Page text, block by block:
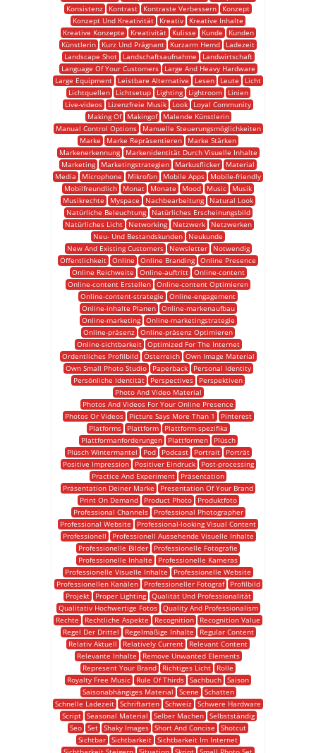
Konsistenz
Kontrast Kontraste Verbessern
Konzept
Konzept Und Kreativität
Kreativ
Kreative Inhalte
Kreative Konzepte
Kreativität Kulisse Kunde
Kunden
Künstlerin
Kurz Und Prägnant Kurzarm Hemd
Ladezeit
Landscape Shot
Landschaftsaufnahme
Landwirtschaft
Language Of Your Customers
Large And Heavy Hardware
Large Equipment
Leistbare Alternative Lesen Leute
Licht
Lichtquellen
Lichtsetup Lighting Lightroom
Linien
Live-videos
Lizenzfreie Musik Look
Loyal Community
Making Of
Makingof
Malende Künstlerin
Manual Control Options
Manuelle Steuerungsmöglichkeiten
Marke
Marke Repräsentieren
Marke Stärken
Markenerkennung
Markenidentität Durch Visuelle Inhalte
Marketing
Marketingstrategien Markusflicker
Material
Media
Microphone Mikrofon Mobile Apps
Mobile-friendly
Mobilfreundlich
Monat Monate Mood Music
Musik
Musikrechte
Myspace Nachbearbeitung
Natural Look
Natürliche Beleuchtung
Natürliches Erscheinungsbild
Natürliches Licht
Networking Netzwerk
Netzwerken
Neu- Und Bestandskunden
Neukunde
New And Existing Customers
Newsletter
Notwendig
Öffentlichkeit Online Online Branding Online Presence
Online Reichweite
Online-auftritt
Online-content
Online-content Erstellen Online-content Optimieren
Online-content-strategie
Online-engagement
Online-inhalte Planen
Online-markenaufbau
Online-marketing
Online-marketingstrategie
Online-präsenz Online-präsenz Optimieren
Online-sichtbarkeit
Optimized For The Internet
Ordentliches Profilbild
Österreich
Own Image Material
Own Small Photo Studio
Paperback
Personal Identity
Persönliche Identität
Perspectives
Perspektiven
Photo And Video Material
Photos And Videos For Your Online Presence
Photos Or Videos
Picture Says More Than 1
Pinterest
Platforms
Plattform
Plattform-spezifika
Plattformanforderungen
Plattformen
Plüsch
Plüsch Wintermantel
Pod Podcast Portrait
Porträt
Positive Impression
Positiver Eindruck
Post-processing
Practice And Experiment
Präsentation
Präsentation Deiner Marke
Presentation Of Your Brand
Print On Demand
Product Photo
Produktfoto
Professional Channels
Professional Photographer
Professional Website
Professional-looking Visual Content
Professionell
Professionell Aussehende Visuelle Inhalte
Professionelle Bilder
Professionelle Fotografie
Professionelle Inhalte
Professionelle Kameras
Professionelle Visuelle Inhalte
Professionelle Website
Professionellen Kanälen
Professioneller Fotograf
Profilbild
Projekt
Proper Lighting
Qualität Und Professionalität
Qualitativ Hochwertige Fotos
Quality And Professionalism
Rechte
Rechtliche Aspekte Recognition
Recognition Value
Regel Der Drittel
Regelmäßige Inhalte
Regular Content
Relativ Aktuell
Relatively Current
Relevant Content
Relevante Inhalte
Remove Unwanted Elements
Represent Your Brand
Richtiges Licht
Rolle
Royalty Free Music
Rule Of Thirds Sachbuch Saison
Saisonabhängiges Material
Scene
Schatten
Schnelle Ladezeit Schriftarten Schweiz Schwere Hardware
Script
Seasonal Material Selber Machen
Selbstständig
Seo Set Shaky Images Short And Concise
Shotcut
Sichtbar Sichtbarkeit Sichtbarkeit Im Internet